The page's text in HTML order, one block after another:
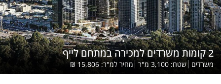
2 קומות משרדים למכירה במתחם לייף
משרדים שטח: 3,100 מ"ר מחיר למ"ר:15,806
₪